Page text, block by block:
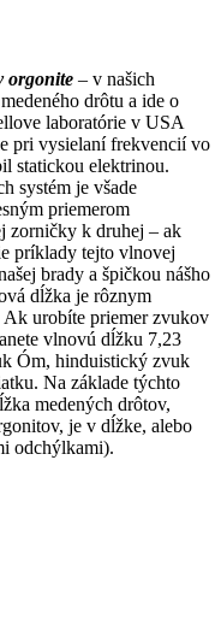
orgonite – v našich
drôtu a ide o
laboratórie v USA
pri vysielaní frekvencií vo
statickou elektrinou.
systém je všade
priemerom
zorničky k druhej – ak
príklady tejto vlnovej
brady a špičkou nášho
dĺžka je rôznym
Ak urobíte priemer zvukov
vlnovú dĺžku 7,23
Óm, hinduistický zvuk
Na základe týchto
medených drôtov,
je v dĺžke, alebo
odchýlkami).